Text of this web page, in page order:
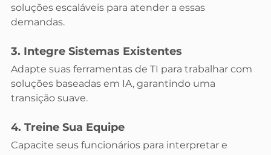
soluções escaláveis para atender a essas
demandas.
3. Integre Sistemas Existentes
Adapte suas ferramentas de TI para trabalhar com
soluções baseadas em IA, garantindo uma
transição suave.
4. Treine Sua Equipe
Capacite seus funcionários para interpretar e